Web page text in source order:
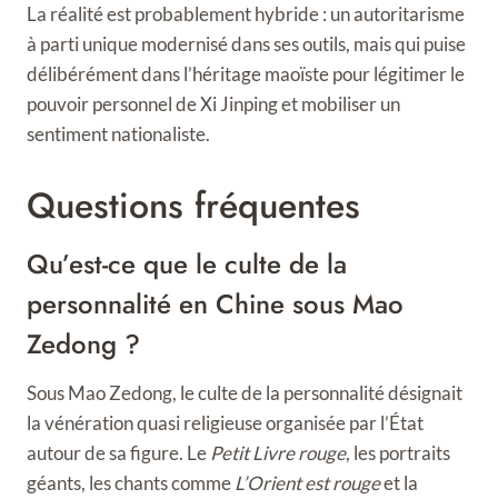
La réalité est probablement hybride : un autoritarisme
à parti unique modernisé dans ses outils, mais qui puise
délibérément dans l’héritage maoïste pour légitimer le
pouvoir personnel de Xi Jinping et mobiliser un
sentiment nationaliste.
Questions fréquentes
Qu’est-ce que le culte de la
personnalité en Chine sous Mao
Zedong ?
Sous Mao Zedong, le culte de la personnalité désignait
la vénération quasi religieuse organisée par l’État
autour de sa figure. Le Petit Livre rouge, les portraits
géants, les chants commeL’Orient est rougeet la